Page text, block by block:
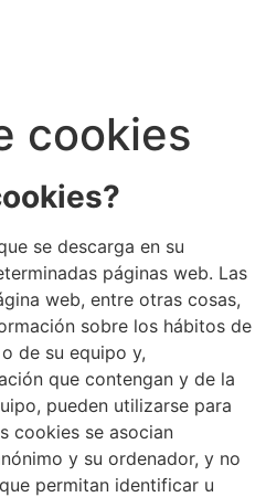
cookies
se descarga en su
páginas web. Las
web, entre otras cosas,
sobre los hábitos de
de su equipo y,
que contengan y de la
pueden utilizarse para
cookies se asocian
y su ordenador, y no
permitan identificar u